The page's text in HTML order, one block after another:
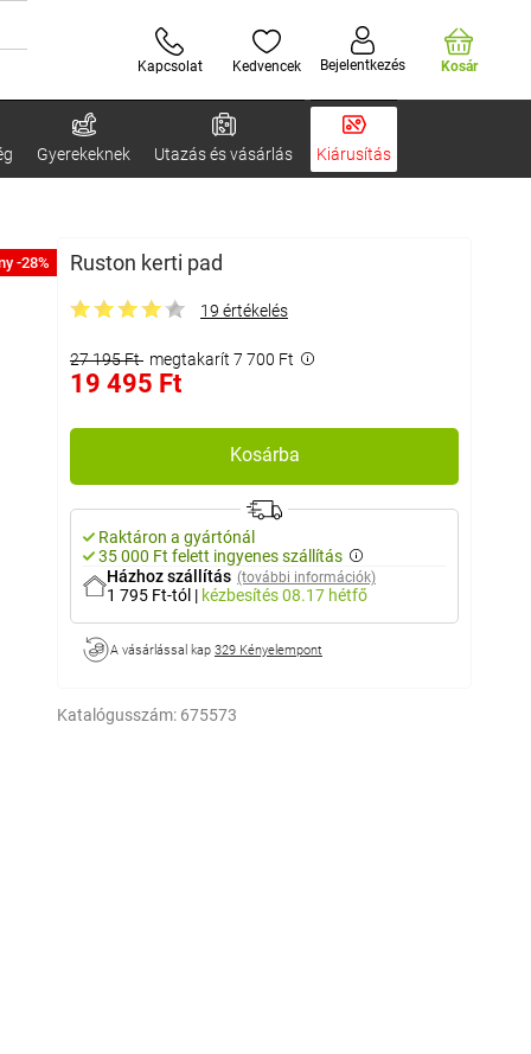
Kapcsolat Kedvencek Bejelentkezés Kosár
Gyerekeknek Utazás és vásárlás Kiárusítás
-28% Ruston kerti pad
19 értékelés
27 195 Ft megtakarít 7 700 Ft
19 495 Ft
Kosárba
Raktáron a gyártónál
35 000 Ft felett ingyenes szállítás
Házhoz szállítás (további információk)
1 795 Ft-tól | kézbesítés08.17 hétfő
A vásárlással kap 329 Kényelempont
Katalógusszám: 675573